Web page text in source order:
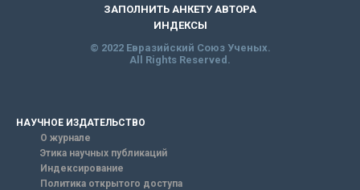
ЗАПОЛНИТЬ АНКЕТУ АВТОРА
ИНДЕКСЫ
© 2022 Евразийский Союз Ученых.
All Rights Reserved.
НАУЧНОЕ ИЗДАТЕЛЬСТВО
О журнале
Этика научных публикаций
Индексирование
Политика открытого доступа